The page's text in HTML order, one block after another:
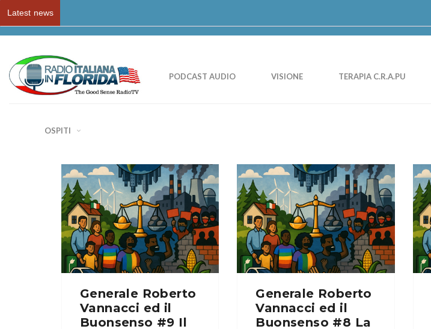
Latest news
HOME PODCAST VIDEO PODCAST AUDIO VISIONE TERAPIA C.R.A.PU
OSPITI
Generale Roberto
Vannacci ed il
Buonsenso #9 Il
Generale Roberto
Vannacci ed il
Buonsenso #8 La